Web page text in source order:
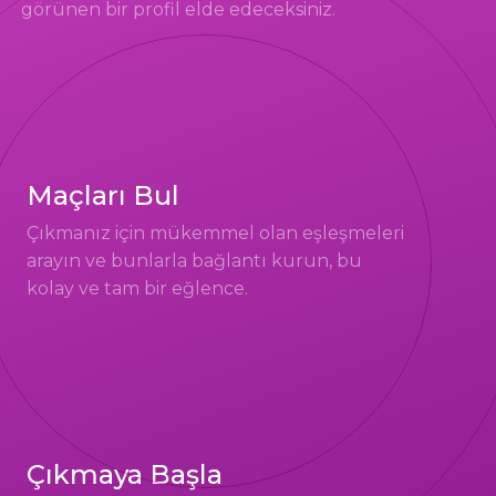
görünen bir profil elde edeceksiniz.
Maçları Bul
Çıkmanız için mükemmel olan eşleşmeleri
arayın ve bunlarla bağlantı kurun, bu
kolay ve tam bir eğlence.
Çıkmaya Başla